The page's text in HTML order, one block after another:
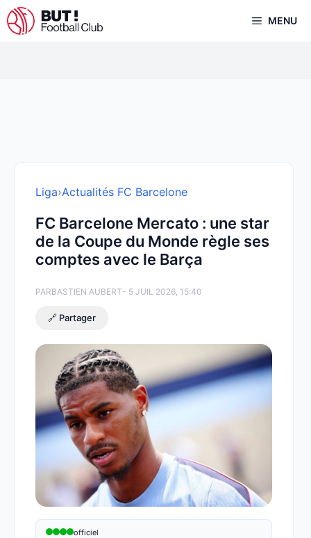
Aller
au
MENU
Liga›Actualités FC Barcelone
FC Barcelone Mercato : une star
de la Coupe du Monde règle ses
comptes avec le Barça
PARBASTIEN AUBERT- 5 JUIL 2026, 15:40
🔗 Partager
officiel